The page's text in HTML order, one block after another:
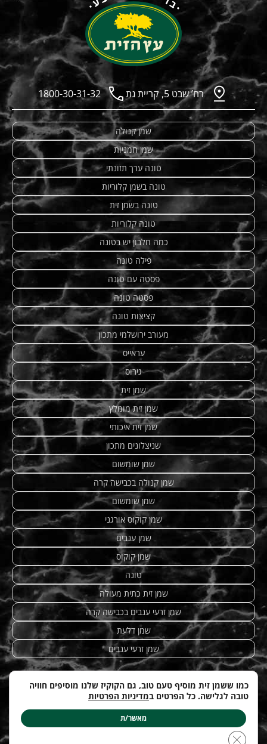
רח’ שבט 5, קריית גת 1800-30-31-32
שמן קנולה
שמן חמניות
טונה ערך תזונתי
טונה בשמן קלוריות
טונה בשמן זית
טונה קלוריות
כמה חלבון יש בטונה
פילה טונה
פסטה עם טונה
פסטה טונה
קציצות טונה
מעורב ירושלמי מתכון
עראייס
גירוס
שמן זית
שמן זית מומלץ
שמן זית איכותי
שניצלונים מתכון
שמן שומשום
שמן קנולה בכבישה קרה
שמן שומשום
שמן קוקוס אורגני
שמן ענבים
שמן קוקוס
טונה
שמן זית כתית מעולה
שמן זרעי ענבים בכבישה קרה
שמן דלעת
שמן זרעי ענבים
מתכונים מנצחים|טחינה| etzhazait –
Web-development bycosta.co.il
©
עודכן לאחרונה ב: 12.04.2026
כמו ששמן זית מוסיף טעם טוב, גם הקוקיז שלנו מוסיפים חוויה
טובה לגלישה. כל הפרטים במדיניות הפרטיות
מאשר/ת
Close GDPR Cookie Banner